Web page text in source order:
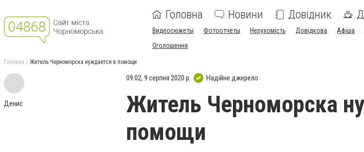
Головна Новини Довідник
Видеосюжеты Фотоотчеты Нерухомість Довідкова Афіша
Оголошення
Головна Житель Черноморска нуждается в помощи
Денис
09:02, 9 серпня 2020 р. Надійне джерело
Житель Черноморска
помощи